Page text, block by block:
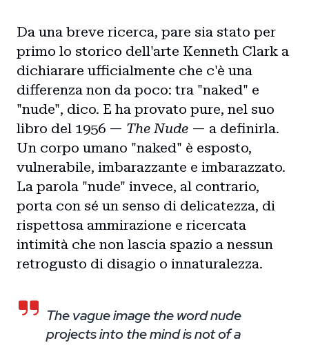
Da una breve ricerca, pare sia stato per
primo lo storico dell'arte Kenneth Clark a
dichiarare ufficialmente che c'è una
differenza non da poco: tra "naked" e
"nude", dico. E ha provato pure, nel suo
libro del 1956 — The Nude — a definirla.
Un corpo umano "naked" è esposto,
vulnerabile, imbarazzante e imbarazzato.
La parola "nude" invece, al contrario,
porta con sé un senso di delicatezza, di
rispettosa ammirazione e ricercata
intimità che non lascia spazio a nessun
retrogusto di disagio o innaturalezza.
The vague image the word nude
projects into the mind is not of a